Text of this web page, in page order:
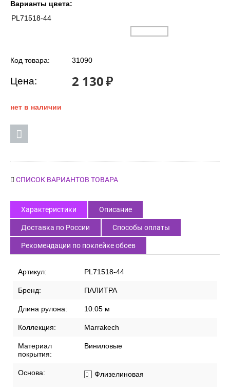
Варианты цвета:
PL71518-44
Код товара: 31090
Цена: 2 130₽
нет в наличии
СПИСОК ВАРИАНТОВ ТОВАРА
Характеристики Описание
Доставка по России Способы оплаты
Рекомендации по поклейке обоев
Артикул: PL71518-44
Бренд: ПАЛИТРА
Длина рулона: 10.05 м
Коллекция: Marrakech
Материал
покрытия:
Виниловые
Основа: Флизелиновая